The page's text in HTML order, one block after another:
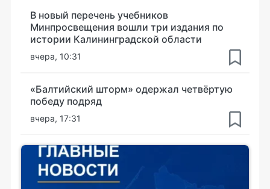
В новый перечень учебников
Минпросвещения вошли три издания по
истории Калининградской области
вчера, 10:31
«Балтийский шторм» одержал четвёртую
победу подряд
вчера, 17:31